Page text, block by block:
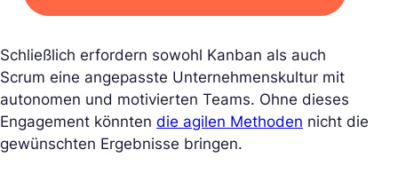
Schließlich erfordern sowohl Kanban als auch
Scrum eine angepasste Unternehmenskultur mit
autonomen und motivierten Teams. Ohne dieses
Engagement könnten die agilen Methoden nicht die
gewünschten Ergebnisse bringen.